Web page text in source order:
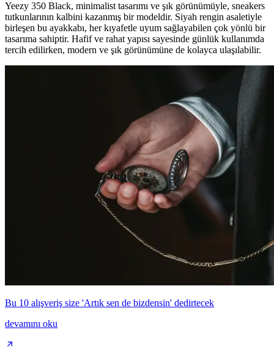
Yeezy 350 Black, minimalist tasarımı ve şık görünümüyle, sneakers
tutkunlarının kalbini kazanmış bir modeldir. Siyah rengin asaletiyle
birleşen bu ayakkabı, her kıyafetle uyum sağlayabilen çok yönlü bir
tasarıma sahiptir. Hafif ve rahat yapısı sayesinde günlük kullanımda
tercih edilirken, modern ve şık görünümüne de kolayca ulaşılabilir.
Bu 10 alışveriş size 'Artık sen de bizdensin' dedirtecek
devamını oku